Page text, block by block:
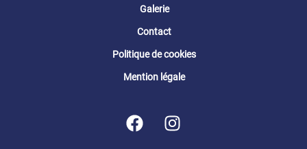
Galerie
Contact
Politique de cookies
Mention légale